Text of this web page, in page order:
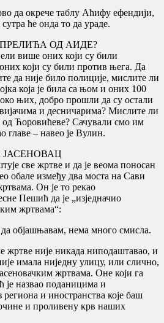
да окрече таблу Аћифу ефендији,
ће онда то да ураде.
ОД АИДЕ?
више оних који су били
који су били против њега. Да
да није било полиције, мислите ли
која је била са њом и оних 100
њих, добро прошли да су остали
и десничарима? Мислите ли
Ћоровићеве? Сачували смо им
главе – навео је Вулин.
ЈАСЕНОВАЦ
све жртве и да је веома поносан
обале између два моста на Сави
Он је то рекао
Пешић да је „изједначио
жртвама“:
објашњавам, нема много смисла.
жртве није никада ниподаштавао, и
имала ниједну улицу, или слично,
жртвама. Оне који га
је назвао поданицима и
и иностранства које баш
и проливену крв наших